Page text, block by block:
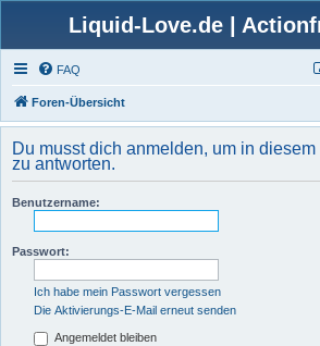
Liquid-Love.de |
FAQ
Foren-Übersicht
Du musst dich anmelden, um in
zu antworten.
Benutzername:
Passwort:
Ich habe mein Passwort vergessen
Die Aktivierungs-E-Mail erneut senden
Angemeldet bleiben